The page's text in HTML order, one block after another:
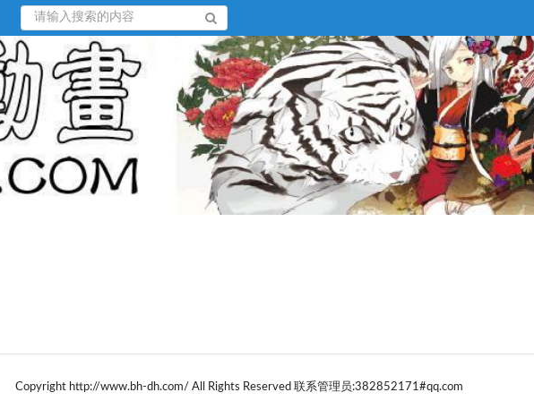
Copyright http://www.bh-dh.com/ All Rights Reserved 联系管理员:382852171#qq.com